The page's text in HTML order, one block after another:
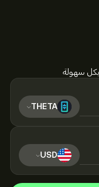
سهولة
THETA
USD